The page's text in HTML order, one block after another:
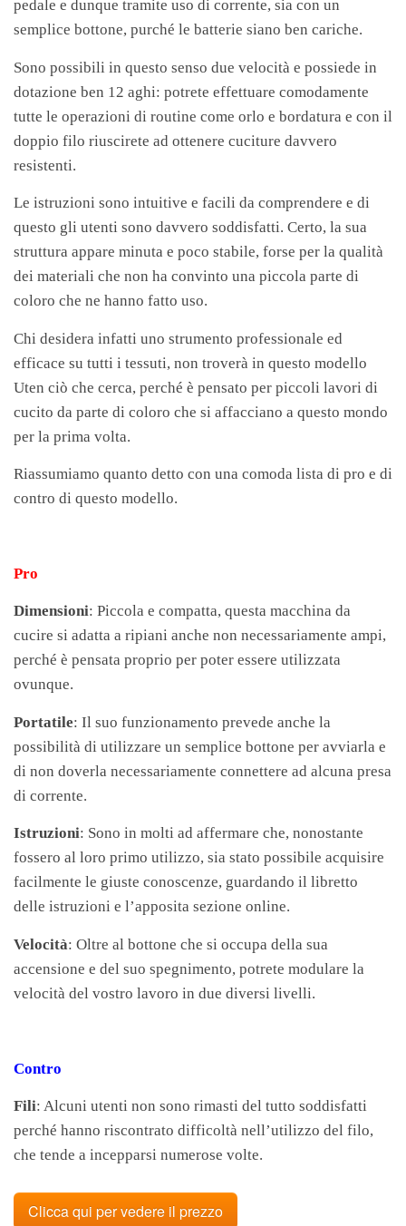
pedale e dunque tramite uso di corrente, sia con un
semplice bottone, purché le batterie siano ben cariche.
Sono possibili in questo senso due velocità e possiede in
dotazione ben 12 aghi: potrete effettuare comodamente
tutte le operazioni di routine come orlo e bordatura e con il
doppio filo riuscirete ad ottenere cuciture davvero
resistenti.
Le istruzioni sono intuitive e facili da comprendere e di
questo gli utenti sono davvero soddisfatti. Certo, la sua
struttura appare minuta e poco stabile, forse per la qualità
dei materiali che non ha convinto una piccola parte di
coloro che ne hanno fatto uso.
Chi desidera infatti uno strumento professionale ed
efficace su tutti i tessuti, non troverà in questo modello
Uten ciò che cerca, perché è pensato per piccoli lavori di
cucito da parte di coloro che si affacciano a questo mondo
per la prima volta.
Riassumiamo quanto detto con una comoda lista di pro e di
contro di questo modello.
Pro
Dimensioni: Piccola e compatta, questa macchina da
cucire si adatta a ripiani anche non necessariamente ampi,
perché è pensata proprio per poter essere utilizzata
ovunque.
Portatile: Il suo funzionamento prevede anche la
possibilità di utilizzare un semplice bottone per avviarla e
di non doverla necessariamente connettere ad alcuna presa
di corrente.
Istruzioni: Sono in molti ad affermare che, nonostante
fossero al loro primo utilizzo, sia stato possibile acquisire
facilmente le giuste conoscenze, guardando il libretto
delle istruzioni e l’apposita sezione online.
Velocità: Oltre al bottone che si occupa della sua
accensione e del suo spegnimento, potrete modulare la
velocità del vostro lavoro in due diversi livelli.
Contro
Fili: Alcuni utenti non sono rimasti del tutto soddisfatti
perché hanno riscontrato difficoltà nell’utilizzo del filo,
che tende a incepparsi numerose volte.
Clicca qui per vedere il prezzo